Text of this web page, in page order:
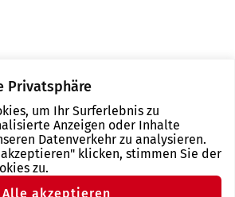
Privatsphäre
um Ihr Surferlebnis zu
Anzeigen oder Inhalte
Datenverkehr zu analysieren.
akzeptieren" klicken, stimmen Sie der
zu.
Alle akzeptieren
Zwickau